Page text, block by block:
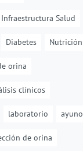
Infraestructura Salud
Diabetes Nutrición
orina
clínicos
laboratorio ayuno
de orina